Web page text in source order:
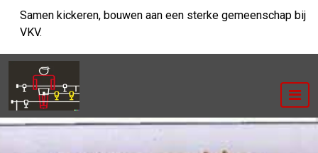
naar
inhoud
Samen kickeren, bouwen aan een sterke gemeenschap bij
VKV.